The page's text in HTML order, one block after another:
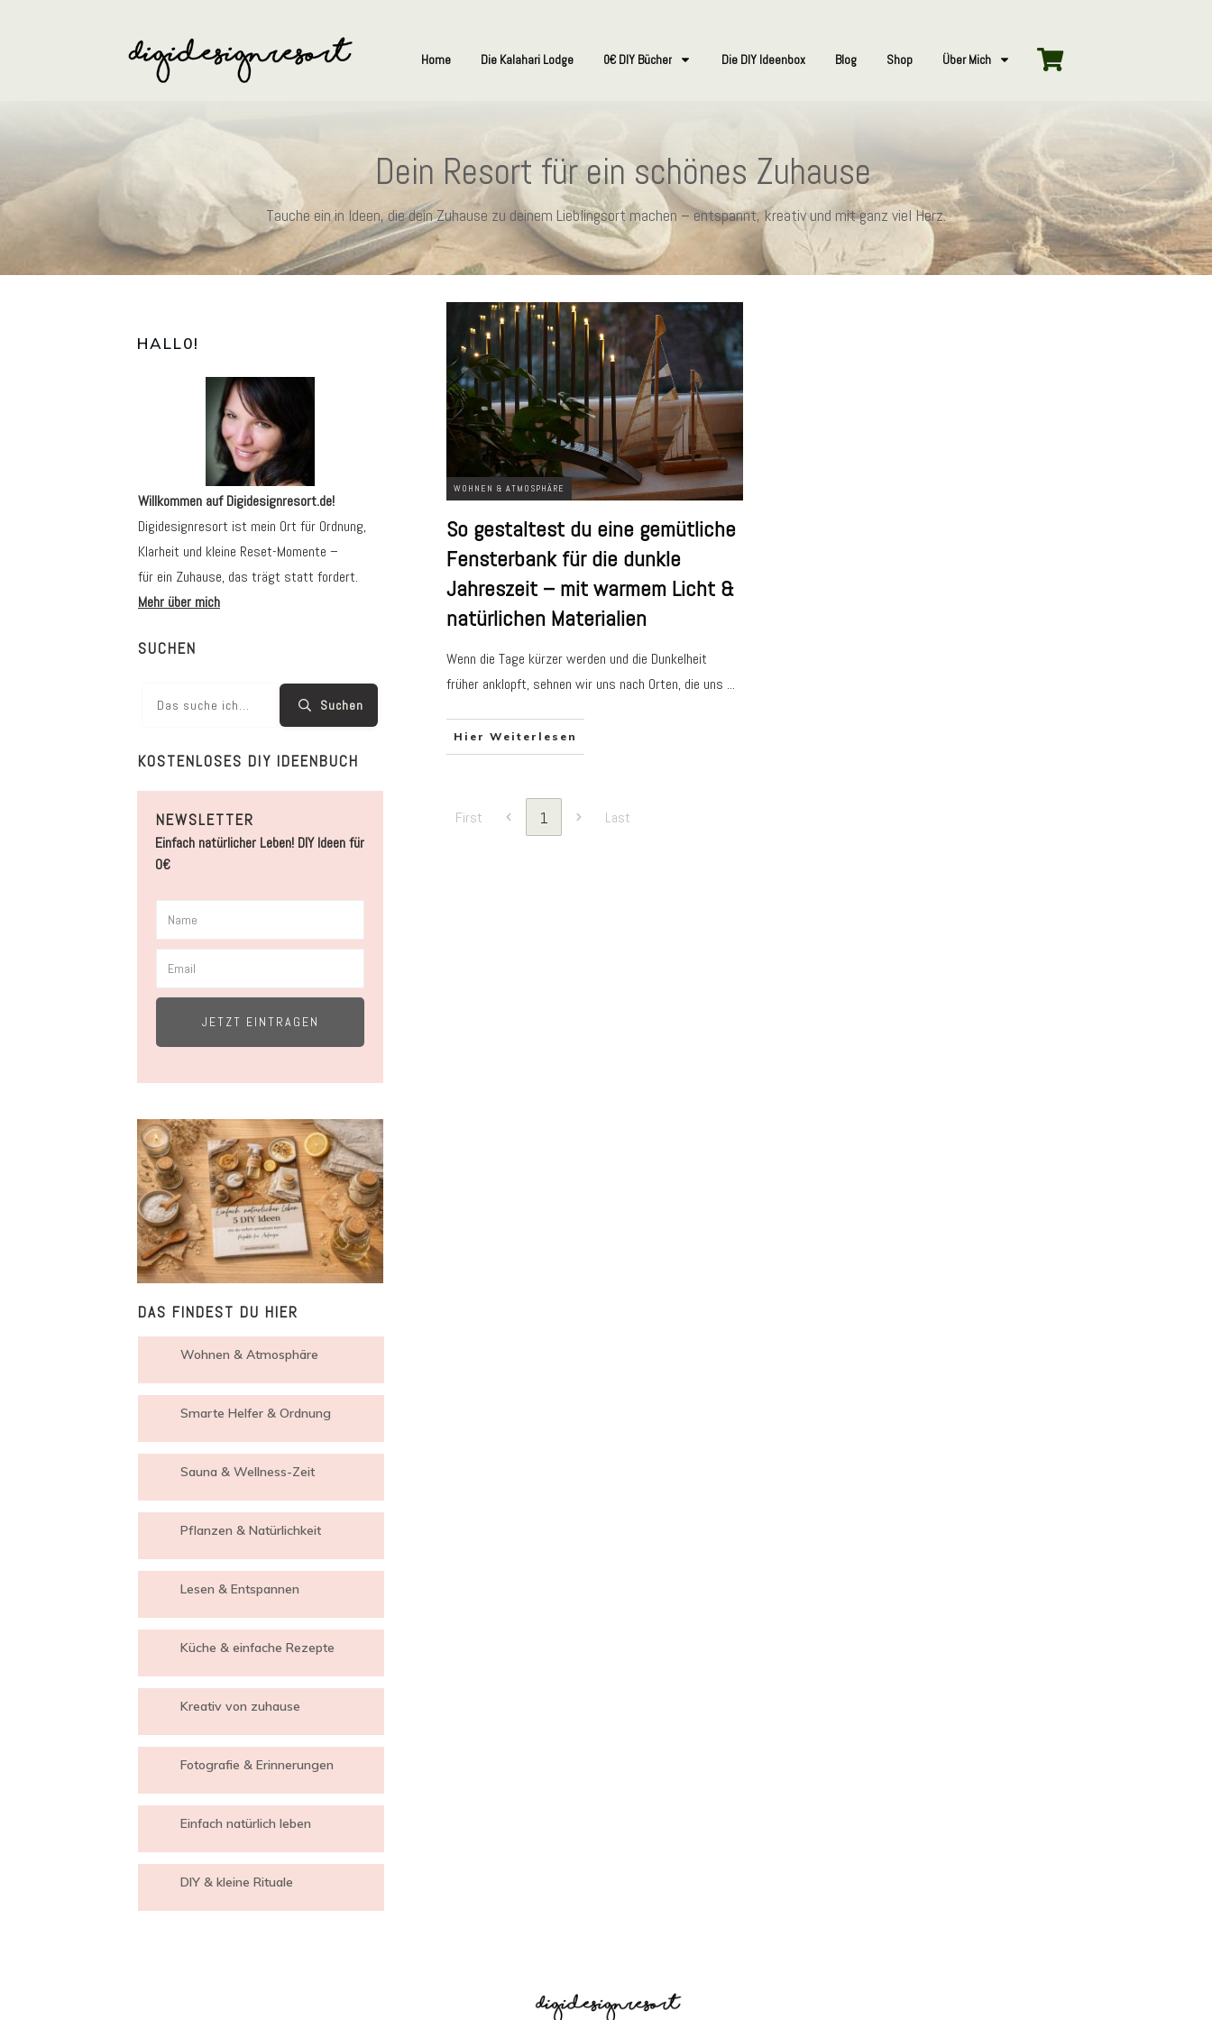
Home Die Kalahari Lodge 0€ DIY Bücher Die DIY Ideenbox Blog Shop Über Mich
Dein Resort für ein schönes Zuhause
Tauche ein in Ideen, die dein Zuhause zu deinem Lieblingsort machen – entspannt, kreativ und mit ganz viel Herz.
WOHNEN & ATMOSPHÄRE
So gestaltest du eine gemütliche
Fensterbank für die dunkle
Jahreszeit – mit warmem Licht &
natürlichen Materialien
Wenn die Tage kürzer werden und die Dunkelheit
früher anklopft, sehnen wir uns nach Orten, die uns ...
Hier Weiterlesen
First 1 Last
HALL0!
Willkommen auf Digidesignresort.de!
Digidesignresort ist mein Ort für Ordnung,
Klarheit und kleine Reset-Momente –
für ein Zuhause, das trägt statt fordert.
Mehr über mich
SUCHEN
Suchen
KOSTENLOSES DIY IDEENBUCH
NEWSLETTER
Einfach natürlicher Leben! DIY Ideen für
0€
JETZT EINTRAGEN
DAS FINDEST DU HIER
Wohnen & Atmosphäre
Smarte Helfer & Ordnung
Sauna & Wellness-Zeit
Pflanzen & Natürlichkeit
Lesen & Entspannen
Küche & einfache Rezepte
Kreativ von zuhause
Fotografie & Erinnerungen
Einfach natürlich leben
DIY & kleine Rituale